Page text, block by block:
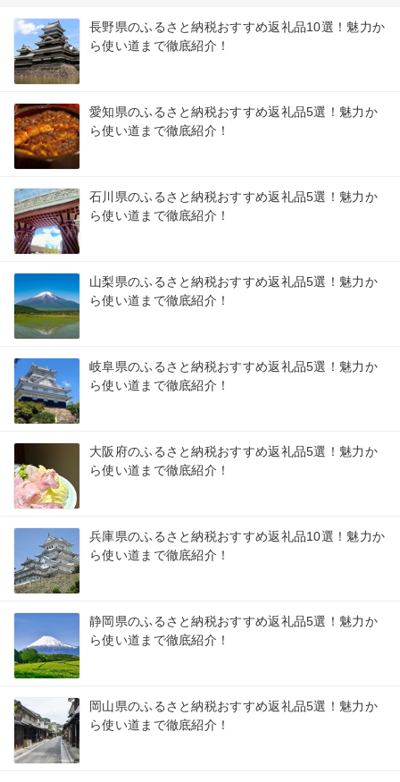
長野県のふるさと納税おすすめ返礼品10選！魅力か
ら使い道まで徹底紹介！
愛知県のふるさと納税おすすめ返礼品5選！魅力か
ら使い道まで徹底紹介！
石川県のふるさと納税おすすめ返礼品5選！魅力か
ら使い道まで徹底紹介！
山梨県のふるさと納税おすすめ返礼品5選！魅力か
ら使い道まで徹底紹介！
岐阜県のふるさと納税おすすめ返礼品5選！魅力か
ら使い道まで徹底紹介！
大阪府のふるさと納税おすすめ返礼品5選！魅力か
ら使い道まで徹底紹介！
兵庫県のふるさと納税おすすめ返礼品10選！魅力か
ら使い道まで徹底紹介！
静岡県のふるさと納税おすすめ返礼品5選！魅力か
ら使い道まで徹底紹介！
岡山県のふるさと納税おすすめ返礼品5選！魅力か
ら使い道まで徹底紹介！